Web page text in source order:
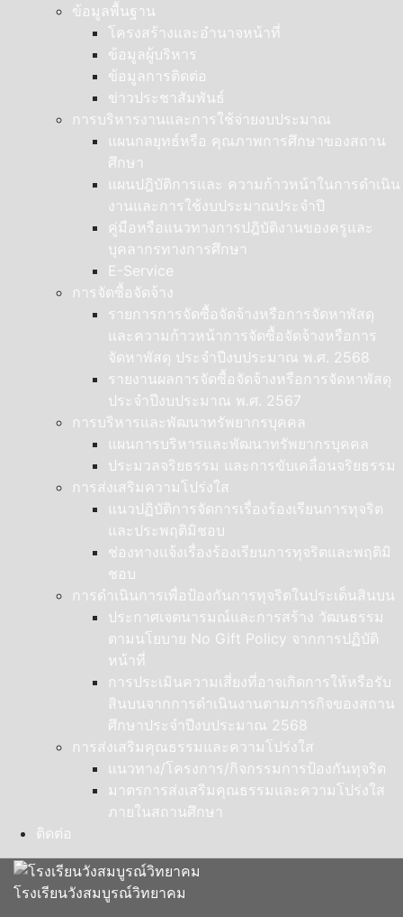
ข้อมูลพื้นฐาน
โครงสร้างและอำนาจหน้าที่
ข้อมูลผู้บริหาร
ข้อมูลการติดต่อ
ข่าวประชาสัมพันธ์
การบริหารงานและการใช้จ่ายงบประมาณ
แผนกลยุทธ์หรือ คุณภาพการศึกษาของสถาน
ศึกษา
แผนปฎิบัติการและ ความก้าวหน้าในการดำเนิน
งานและการใช้งบประมาณประจำปี
คู่มือหรือแนวทางการปฎิบัติงานของครูและ
บุคลากรทางการศึกษา
E-Service
การจัดซื้อจัดจ้าง
รายการการจัดซื้อจัดจ้างหรือการจัดหาพัสดุ
และความก้าวหน้าการจัดซื้อจัดจ้างหรือการ
จัดหาพัสดุ ประจำปีงบประมาณ พ.ศ. 2568
รายงานผลการจัดซื้อจัดจ้างหรือการจัดหาพัสดุ
ประจำปีงบประมาณ พ.ศ. 2567
การบริหารและพัฒนาทรัพยากรบุคคล
แผนการบริหารและพัฒนาทรัพยากรบุคคล
ประมวลจริยธรรม และการขับเคลื่อนจริยธรรม
การส่งเสริมความโปร่งใส
แนวปฏิบัติการจัดการเรื่องร้องเรียนการทุจริต
และประพฤติมิชอบ
ช่องทางแจ้งเรื่องร้องเรียนการทุจริตและพฤติมิ
ชอบ
การดำเนินการเพื่อป้องกันการทุจริตในประเด็นสินบน
ประกาศเจตนารมณ์และการสร้าง วัฒนธรรม
ตามนโยบาย No Gift Policy จากการปฏิบัติ
หน้าที่
การประเมินความเสี่ยงที่อาจเกิดการให้หรือรับ
สินบนจากการดำเนินงานตามภารกิจของสถาน
ศึกษาประจำปีงบประมาณ 2568
การส่งเสริมคุณธรรมและความโปร่งใส
แนวทาง/โครงการ/กิจกรรมการป้องกันทุจริต
มาตรการส่งเสริมคุณธรรมและความโปร่งใส
ภายในสถานศึกษา
ติดต่อ
โรงเรียนวังสมบูรณ์วิทยาคม